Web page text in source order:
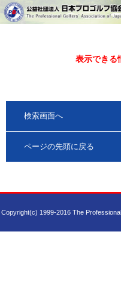
表示できる
検索画面へ
ページの先頭に戻る
Copyright(c) 1999-2016 The